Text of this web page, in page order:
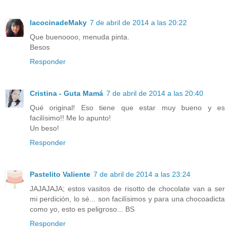
lacocinadeMaky 7 de abril de 2014 a las 20:22
Que buenoooo, menuda pinta.
Besos
Responder
Cristina - Guta Mamá 7 de abril de 2014 a las 20:40
Qué original! Eso tiene que estar muy bueno y es
facilísimo!! Me lo apunto!
Un beso!
Responder
Pastelito Valiente 7 de abril de 2014 a las 23:24
JAJAJAJA; estos vasitos de risotto de chocolate van a ser
mi perdición, lo sé... son facilísimos y para una chocoadicta
como yo, esto es peligroso... BS
Responder